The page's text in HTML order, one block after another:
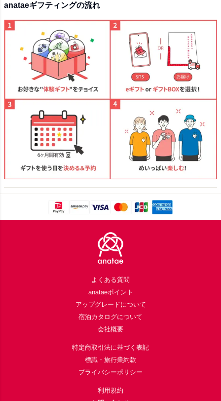
anataeギフティングの流れ
よくある質問
anataeポイント
アップグレードについて
宿泊カタログについて
会社概要
特定商取引法に基づく表記
標識・旅行業約款
プライバシーポリシー
利用規約